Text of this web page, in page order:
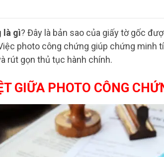
là gì? Đây là bản sao của giấy tờ gốc
photo công chứng giúp chứng minh
rút gọn thủ tục hành chính.
GIỮA PHOTO CÔNG